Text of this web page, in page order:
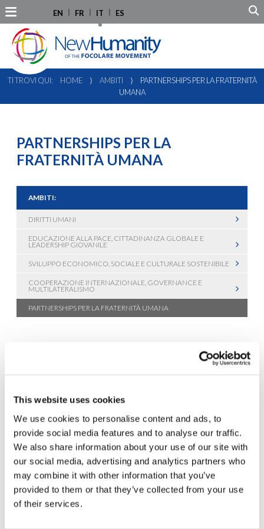
This website uses cookies
We use cookies to personalise content and ads, to
provide social media features and to analyse our traffic.
We also share information about your use of our site with
our social media, advertising and analytics partners who
may combine it with other information that you’ve
provided to them or that they’ve collected from your use
of their services.
EN FR IT ES
TI TROVI QUI: HOME ⟩ AMBITI ⟩
PARTNERSHIPS PER LA FRATERNITÀ
UMANA
PARTNERSHIPS PER LA
FRATERNITÀ UMANA
AMBITI:
DIRITTI UMANI
EDUCAZIONE ALLA PACE, CITTADINANZA GLOBALE E
LEADERSHIP GIOVANILE
SVILUPPO ECONOMICO, SOCIALE E CULTURALE SOSTENIBILE
COOPERAZIONE INTERNAZIONALE, GOVERNANCE E
MULTILATERALISMO
PARTNERSHIPS PER LA FRATERNITÀ UMANA